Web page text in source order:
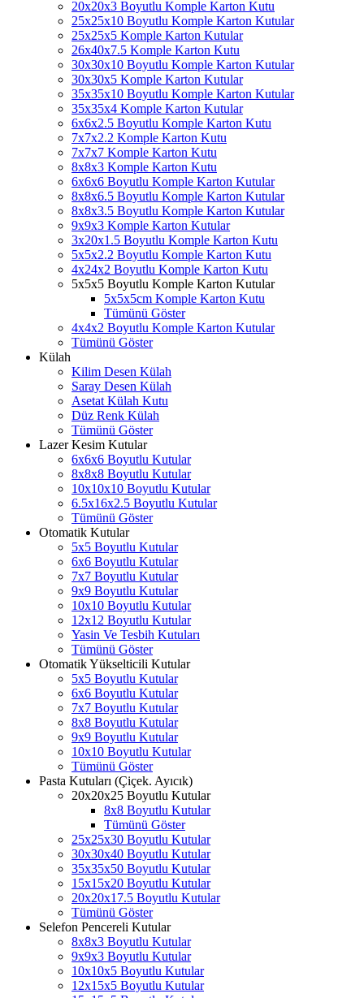
20x20x3 Boyutlu Komple Karton Kutu
25x25x10 Boyutlu Komple Karton Kutular
25x25x5 Komple Karton Kutular
26x40x7.5 Komple Karton Kutu
30x30x10 Boyutlu Komple Karton Kutular
30x30x5 Komple Karton Kutular
35x35x10 Boyutlu Komple Karton Kutular
35x35x4 Komple Karton Kutular
6x6x2.5 Boyutlu Komple Karton Kutu
7x7x2.2 Komple Karton Kutu
7x7x7 Komple Karton Kutu
8x8x3 Komple Karton Kutu
6x6x6 Boyutlu Komple Karton Kutular
8x8x6.5 Boyutlu Komple Karton Kutular
8x8x3.5 Boyutlu Komple Karton Kutular
9x9x3 Komple Karton Kutular
3x20x1.5 Boyutlu Komple Karton Kutu
5x5x2.2 Boyutlu Komple Karton Kutu
4x24x2 Boyutlu Komple Karton Kutu
5x5x5 Boyutlu Komple Karton Kutular
5x5x5cm Komple Karton Kutu
Tümünü Göster
4x4x2 Boyutlu Komple Karton Kutular
Tümünü Göster
Külah
Kilim Desen Külah
Saray Desen Külah
Asetat Külah Kutu
Düz Renk Külah
Tümünü Göster
Lazer Kesim Kutular
6x6x6 Boyutlu Kutular
8x8x8 Boyutlu Kutular
10x10x10 Boyutlu Kutular
6.5x16x2.5 Boyutlu Kutular
Tümünü Göster
Otomatik Kutular
5x5 Boyutlu Kutular
6x6 Boyutlu Kutular
7x7 Boyutlu Kutular
9x9 Boyutlu Kutular
10x10 Boyutlu Kutular
12x12 Boyutlu Kutular
Yasin Ve Tesbih Kutuları
Tümünü Göster
Otomatik Yükselticili Kutular
5x5 Boyutlu Kutular
6x6 Boyutlu Kutular
7x7 Boyutlu Kutular
8x8 Boyutlu Kutular
9x9 Boyutlu Kutular
10x10 Boyutlu Kutular
Tümünü Göster
Pasta Kutuları (Çiçek. Ayıcık)
20x20x25 Boyutlu Kutular
8x8 Boyutlu Kutular
Tümünü Göster
25x25x30 Boyutlu Kutular
30x30x40 Boyutlu Kutular
35x35x50 Boyutlu Kutular
15x15x20 Boyutlu Kutular
20x20x17.5 Boyutlu Kutular
Tümünü Göster
Selefon Pencereli Kutular
8x8x3 Boyutlu Kutular
9x9x3 Boyutlu Kutular
10x10x5 Boyutlu Kutular
12x15x5 Boyutlu Kutular